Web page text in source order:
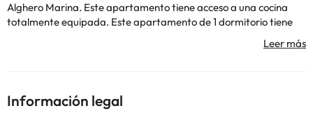
Alghero Marina. Este apartamento tiene acceso a una cocina
totalmente equipada. Este apartamento de 1 dormitorio tiene
aire acondicionado y ofrece 1 baño con bidet, ducha y artículos de
aseo gratuitos. Hay TV de pantalla plana con canales vía
Albis. El aeropuerto (Aeropuerto de Alghero - Fertilia) está a 10
km.
Información legal